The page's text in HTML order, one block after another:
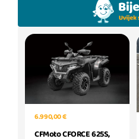
6.990,00 €
CFMoto CFORCE 625S,